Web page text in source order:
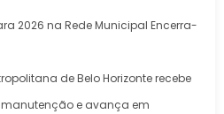
2026 na Rede Municipal Encerra-
de Belo Horizonte recebe
e avança em